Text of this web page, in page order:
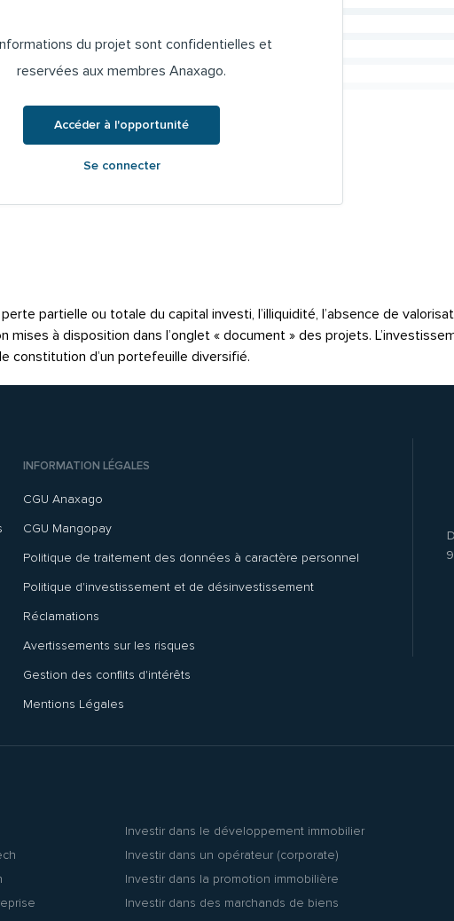
du projet sont confidentielles et
reservées aux membres Anaxago.
Accéder à l'opportunité
Se connecter
partielle ou totale du capital investi, l’illiquidité, l’absence de
à disposition dans l’onglet « document » des projets.
constitution d’un portefeuille diversifié.
INFORMATION LÉGALES
CGU Anaxago
CGU Mangopay
Politique de traitement des données à caractère personnel
Politique d'investissement et de désinvestissement
Réclamations
Avertissements sur les risques
Gestion des conflits d'intérêts
Mentions Légales
Investir dans le développement immobilier
Investir dans un opérateur (corporate)
Investir dans la promotion immobilière
Investir dans des marchands de biens